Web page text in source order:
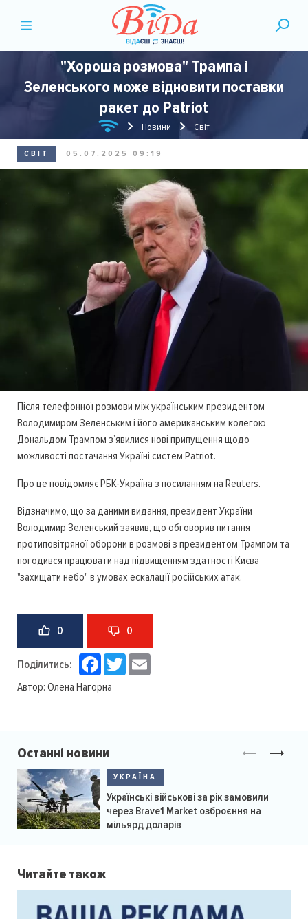
"Хороша розмова" Трампа і
Зеленського може відновити поставки
ракет до Patriot
Новини Світ
СВІТ 05.07.2025 09:19
Після телефонної розмови між українським президентом
Володимиром Зеленським і його американським колегою
Дональдом Трампом з’явилися нові припущення щодо
можливості постачання Україні систем Patriot.
Про це повідомляє РБК-Україна з посиланням на Reuters.
Відзначимо, що за даними видання, президент України
Володимир Зеленський заявив, що обговорив питання
протиповітряної оборони в розмові з президентом Трампом та
погодився працювати над підвищенням здатності Києва
"захищати небо" в умовах ескалації російських атак.
0 0
Поділитись: Facebook
Twitter
Автор: Олена Нагорна
Останні новини
УКРАЇНА
Українські військові за рік замовили
через Brave1 Market озброєння на
мільярд доларів
Читайте також